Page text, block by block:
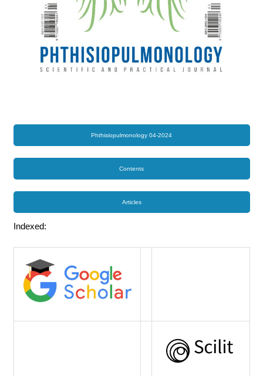
Phthisiopulmonology 04-2024
Contents
Articles
Indexed: